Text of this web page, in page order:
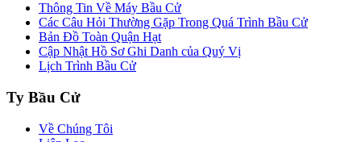
Thông Tin Về Máy Bầu Cử
Các Câu Hỏi Thường Gặp Trong Quá Trình Bầu Cử
Bản Đồ Toàn Quận Hạt
Cập Nhật Hồ Sơ Ghi Danh của Quý Vị
Lịch Trình Bầu Cử
Ty Bầu Cử
Về Chúng Tôi